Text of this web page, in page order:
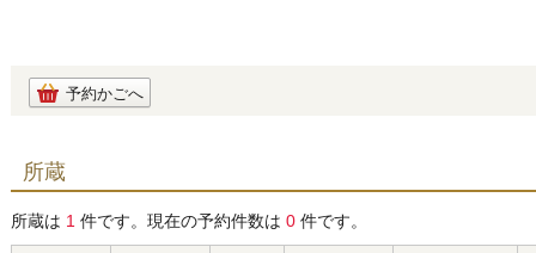
予約かごへ
所蔵
所蔵は 1 件です。現在の予約件数は 0 件です。